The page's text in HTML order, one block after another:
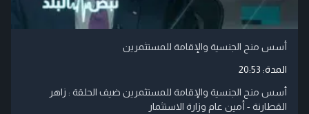
أسس منح الجنسية والإقامة للمستثمرين
المدة: 20:53
أسس منح الجنسية والإقامة للمستثمرين ضيف الحلقة : زاهر
القطارنة - أمين عام وزارة الاستثمار